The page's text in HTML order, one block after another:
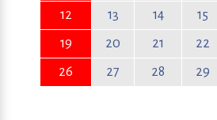
12
13 14 15
19
20 21 22
26
27 28 29